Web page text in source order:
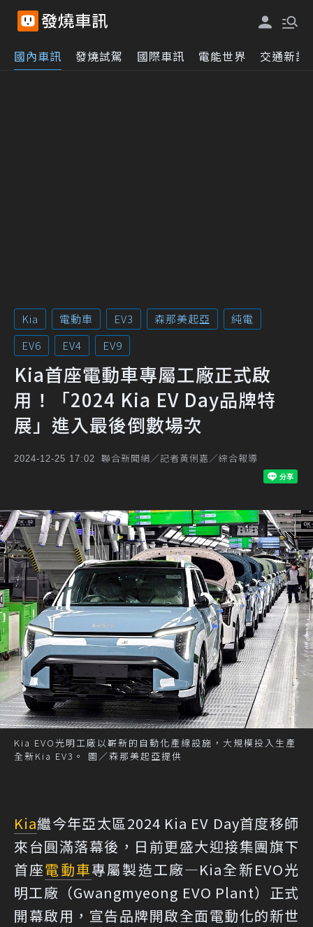
國內車訊 發燒試駕 國際車訊 電能世界 交通新訊
Kia 電動車 EV3 森那美起亞
純電
EV6
EV4 EV9
Kia首座電動車專屬工廠正式啟
用！「2024 Kia EV Day品牌特
展」進入最後倒數場次
2024-12-25 17:02 聯合新聞網／記者黃俐嘉／綜合報導
Kia EVO光明工廠以嶄新的自動化產線設施，大規模投入生產
全新Kia EV3。 圖／森那美起亞提供
Kia繼今年亞太區2024 Kia EV Day首度移師
來台圓滿落幕後，日前更盛大迎接集團旗下
首座電動車專屬製造工廠—Kia全新EVO光
明工廠（Gwangmyeong EVO Plant）正式
開幕啟用，宣告品牌開啟全面電動化的新世